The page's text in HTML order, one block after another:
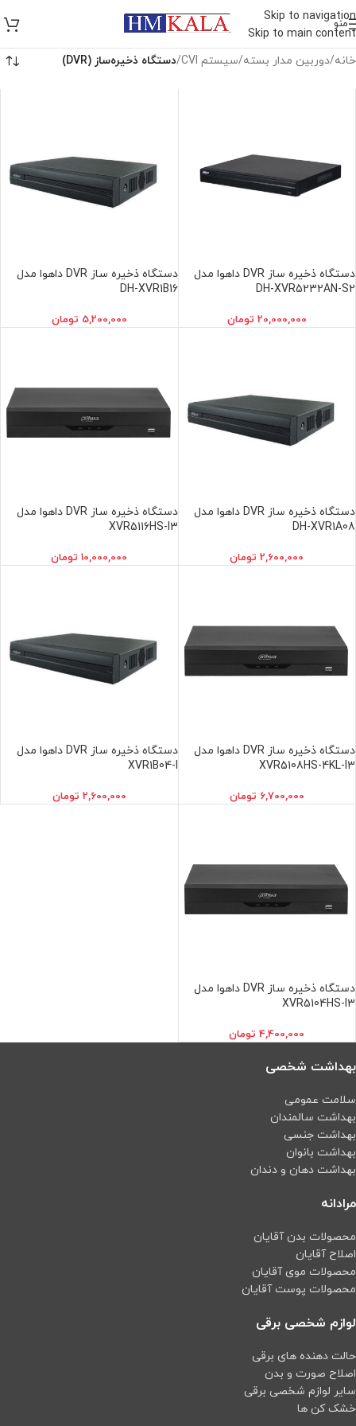
Skip to navigation
Skip to main content
منو
خانه/دوربين مدار بسته/سيستم CVI /دستگاه ذخيره‌ساز (DVR)
دستگاه ذخیره ساز DVR داهوا مدل
DH-XVR5232AN-S2
20,000,000 تومان
دستگاه ذخیره ساز DVR داهوا مدل
DH-XVR1B16
5,200,000 تومان
دستگاه ذخیره ساز DVR داهوا مدل
DH-XVR1A08
2,600,000 تومان
دستگاه ذخیره ساز DVR داهوا مدل
XVR5116HS-I3
10,000,000 تومان
دستگاه ذخیره ساز DVR داهوا مدل
XVR5108HS-4KL-I3
6,700,000 تومان
دستگاه ذخیره ساز DVR داهوا مدل
XVR1B04-I
2,600,000 تومان
دستگاه ذخیره ساز DVR داهوا مدل
XVR5104HS-I3
4,400,000 تومان
بهداشت شخصی
سلامت عمومی
بهداشت سالمندان
بهداشت جنسی
بهداشت بانوان
بهداشت دهان و دندان
مرادانه
محصولات بدن آقایان
اصلاح آقایان
محصولات موی آقایان
محصولات پوست آقایان
لوازم شخصی برقی
حالت دهنده های برقی
اصلاح صورت و بدن
سایر لوازم شخصی برقی
خشک کن ها